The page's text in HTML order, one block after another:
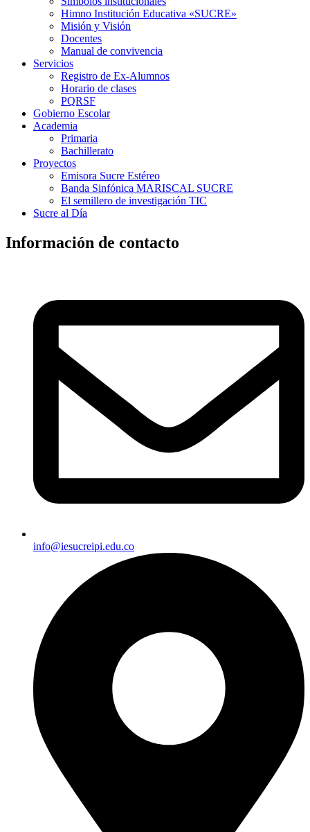
Himno Institución Educativa «SUCRE»
Misión y Visión
Docentes
Manual de convivencia
Servicios
Registro de Ex-Alumnos
Horario de clases
PQRSF
Gobierno Escolar
Academia
Primaria
Bachillerato
Proyectos
Emisora Sucre Estéreo
Banda Sinfónica MARISCAL SUCRE
El semillero de investigación TIC
Sucre al Día
Información de contacto
info@iesucreipi.edu.co